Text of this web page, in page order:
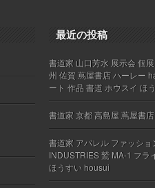
最近の投稿
書道家 山口芳水 展示会 個
州 佐賀 蔦屋書店 ハーレー
ート 作品 書道 ホウスイ ほ
書道家 京都 高島屋 蔦屋書
書道家 アパレル ファッシ
INDUSTRIES 鷲 MA-1 フラ
ほうすい housui